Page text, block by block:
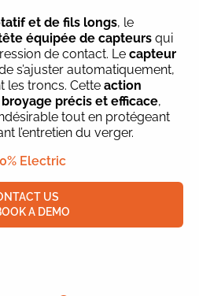
et de fils longs, le
équipée de capteurs qui
de contact. Le capteur
s’ajuster automatiquement,
les troncs. Cette action
broyage précis et efficace,
tout en protégeant
l’entretien du verger.
Electric
US
A DEMO